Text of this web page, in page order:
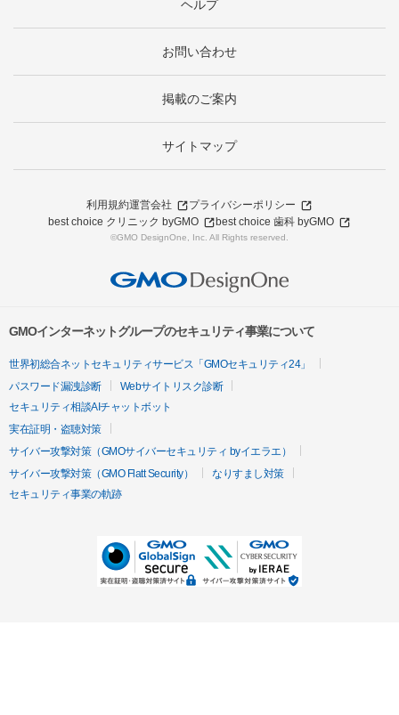
ヘルプ
お問い合わせ
掲載のご案内
サイトマップ
利用規約運営会社
プライバシーポリシー
best choice クリニック byGMO
best choice 歯科 byGMO
©GMO DesignOne, Inc. All Rights reserved.
GMOインターネットグループのセキュリティ事業について
世界初総合ネットセキュリティサービス「GMOセキュリティ24」
パスワード漏洩診断
Webサイトリスク診断
セキュリティ相談AIチャットボット
実在証明・盗聴対策
サイバー攻撃対策（GMOサイバーセキュリティ byイエラエ）
サイバー攻撃対策（GMO Flatt Security）
なりすまし対策
セキュリティ事業の軌跡